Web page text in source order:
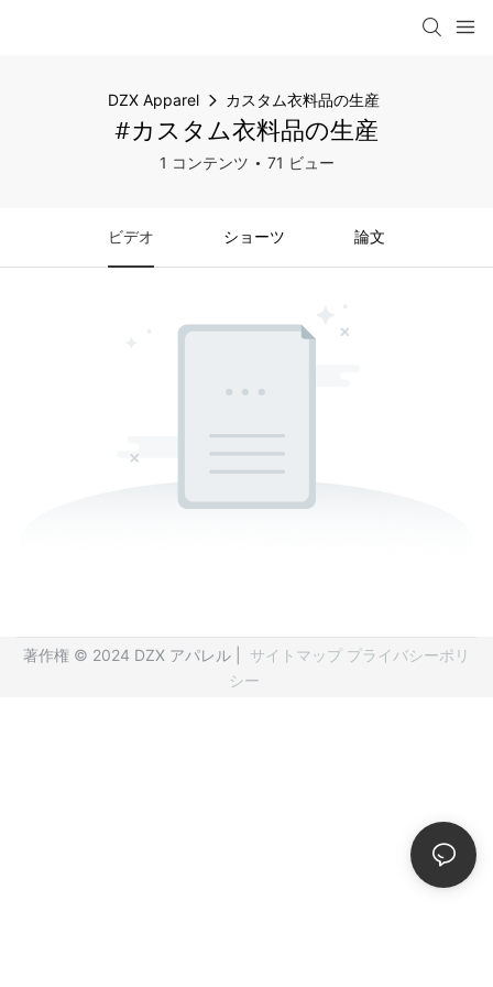
DZX Apparel カスタム衣料品の生産
#カスタム衣料品の生産
1 コンテンツ 71 ビュー
ビデオ ショーツ 論文
著作権 © 2024 DZX アパレル | サイトマップ プライバシーポリ
シー